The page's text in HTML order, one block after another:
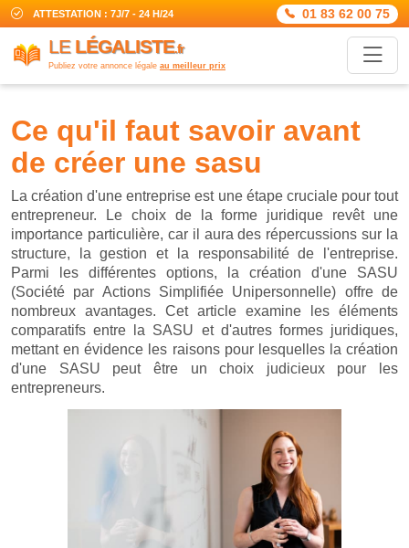
ATTESTATION : 7J/7 - 24 H/24 01 83 62 00 75
LE LÉGALISTE.fr
Publiez votre annonce légale au meilleur prix
ce qu'il faut savoir avant
de créer une sasu
La création d'une entreprise est une étape cruciale pour tout
entrepreneur. Le choix de la forme juridique revêt une
importance particulière, car il aura des répercussions sur la
structure, la gestion et la responsabilité de l'entreprise.
Parmi les différentes options, la création d'une SASU
(Société par Actions Simplifiée Unipersonnelle) offre de
nombreux avantages. Cet article examine les éléments
comparatifs entre la SASU et d'autres formes juridiques,
mettant en évidence les raisons pour lesquelles la création
d'une SASU peut être un choix judicieux pour les
entrepreneurs.